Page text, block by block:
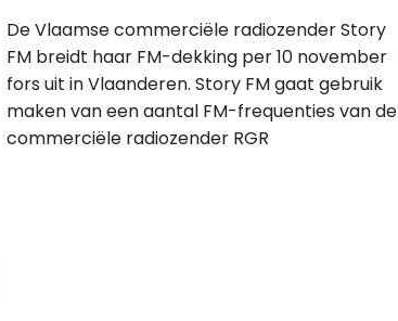
De Vlaamse commerciële radiozender Story
FM breidt haar FM-dekking per 10 november
fors uit in Vlaanderen. Story FM gaat gebruik
maken van een aantal FM-frequenties van de
commerciële radiozender RGR